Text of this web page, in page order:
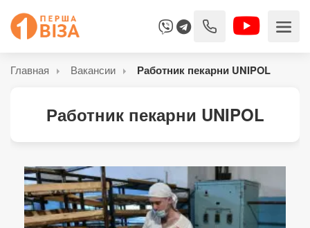
Главная Вакансии Работник пекарни UNIPOL
Работник пекарни UNIPOL